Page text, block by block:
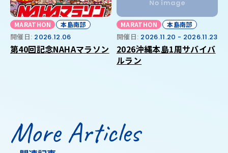
MARATHON 本島南部
開催日: 2026.12.06
第40回記念NAHAマラソン
MARATHON 本島南部
開催日: 2026.11.20 - 2026.11.23
2026沖縄本島1周サバイバ
ルラン
More Articles